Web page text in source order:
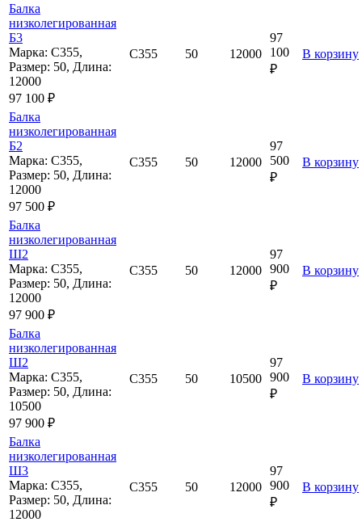
Балка
низколегированная
Б3
Марка: С355,
Размер: 50, Длина:
12000
97 100 ₽
С355 50 12000
97
100
₽
В корзину
Балка
низколегированная
Б2
Марка: С355,
Размер: 50, Длина:
12000
97 500 ₽
С355 50 12000
97
500
₽
В корзину
Балка
низколегированная
Ш2
Марка: С355,
Размер: 50, Длина:
12000
97 900 ₽
С355 50 12000
97
900
₽
В корзину
Балка
низколегированная
Ш2
Марка: С355,
Размер: 50, Длина:
10500
97 900 ₽
С355 50 10500
97
900
₽
В корзину
Балка
низколегированная
Ш3
Марка: С355,
Размер: 50, Длина:
12000
С355 50 12000
97
900
₽
В корзину